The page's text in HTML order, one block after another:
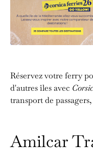
Réservez votre ferry
d'autres îles avec
transport de
Amilcar